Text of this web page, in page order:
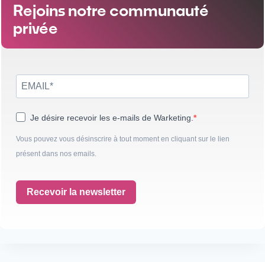
Rejoins notre communauté
privée
Je désire recevoir les e-mails de Warketing.
Vous pouvez vous désinscrire à tout moment en cliquant sur le lien
présent dans nos emails.
Recevoir la newsletter